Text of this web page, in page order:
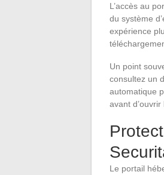
L’accès au
du système
expérience
Un point
consultez un
automatique
avant
Le portail